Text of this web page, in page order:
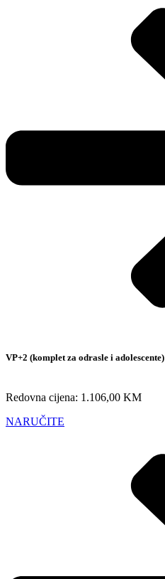
VP+2 (komplet za odrasle i adolescente)
Redovna cijena: 1.106,00 KM
NARUČITE